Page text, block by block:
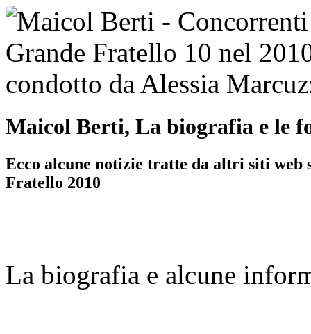
Maicol Berti, La biografia e le
Ecco alcune notizie tratte da altri siti
Fratello 2010
La biografia e alcune